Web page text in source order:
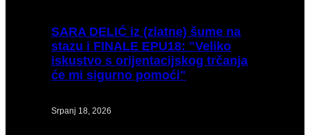
SARA DELIĆ iz (zlatne) šume na
stazu i FINALE EPU18: "Veliko
iskustvo s orijentacijskog trčanja
će mi sigurno pomoći"
Srpanj 18, 2026